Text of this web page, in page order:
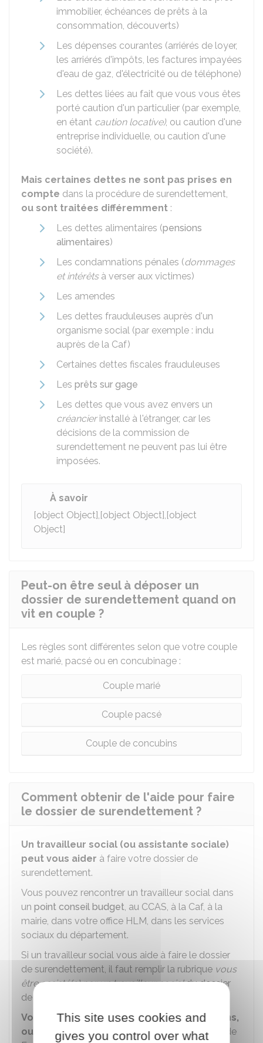
immobilier, échéances de prêts à la
consommation, découverts)
Les dépenses courantes (arriérés de loyer,
les arriérés d'impôts, les factures impayées
d'eau de gaz, d'électricité ou de téléphone)
Les dettes liées au fait que vous vous êtes
porté caution d'un particulier (par exemple,
en étant caution locative), ou caution d'une
entreprise individuelle, ou caution d'une
société).
Mais certaines dettes ne sont pas prises en
compte dans la procédure de surendettement,
ou sont traitées différemment :
Les dettes alimentaires (pensions
alimentaires)
Les condamnations pénales (dommages
et intérêtsà verser aux victimes)
Les amendes
Les dettes frauduleuses auprès d'un
organisme social (par exemple : indu
auprès de la Caf)
Certaines dettes fiscales frauduleuses
Les prêts sur gage
Les dettes que vous avez envers un
créancierinstallé à l'étranger, car les
décisions de la commission de
surendettement ne peuvent pas lui être
imposées.
À savoir
[object Object],[object Object],[object
Object]
Peut-on être seul à déposer un
dossier de surendettement quand on
vit en couple ?
Les règles sont différentes selon que votre couple
est marié, pacsé ou en concubinage :
Couple marié
Couple pacsé
Couple de concubins
Comment obtenir de l'aide pour faire
le dossier de surendettement ?
Un travailleur social (ou assistante sociale)
peut vous aider à faire votre dossier de
surendettement.
Vous pouvez rencontrer un travailleur social dans
un point conseil budget, au CCAS, à la Caf, à la
mairie, dans votre office HLM, dans les services
sociaux du département.
Si un travailleur social vous aide à faire le dossier
de surendettement, il faut remplir la rubrique vous
être assisté(e) par un travailleur socialdu dossier
de surendettement.
Vous pouvez aussi demander des précisions,
ou prendre un rendez-vous avec la Banque de
This site uses cookies and
gives you control over what